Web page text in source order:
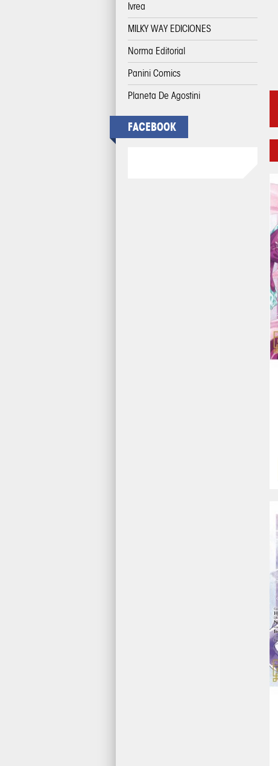
Ivrea
MILKY WAY EDICIONES
Norma Editorial
Panini Comics
Planeta De Agostini
FACEBOOK